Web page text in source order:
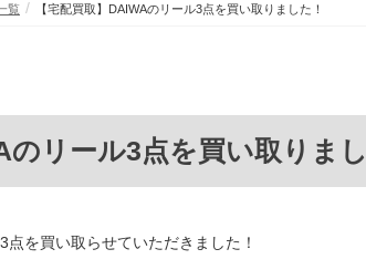
覧 【宅配買取】DAIWAのリール3点を買い取りました！
のリール3点を買い取りま
を買い取らせていただきました！